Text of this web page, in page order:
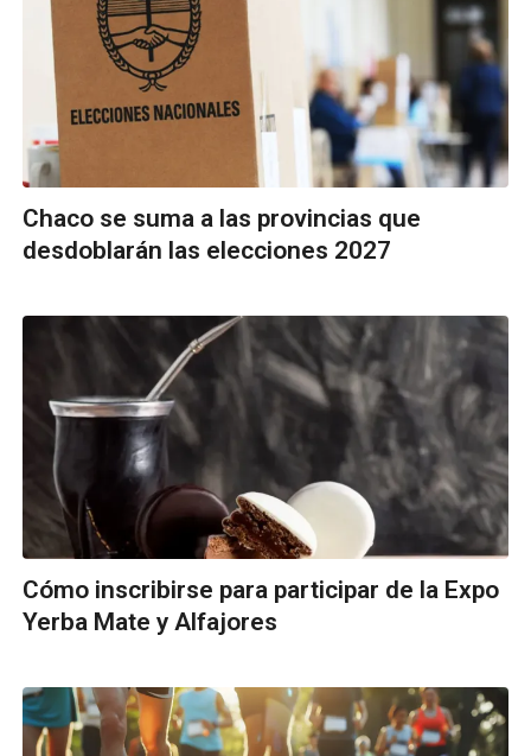
Chaco se suma a las provincias que
desdoblarán las elecciones 2027
Cómo inscribirse para participar de la Expo
Yerba Mate y Alfajores